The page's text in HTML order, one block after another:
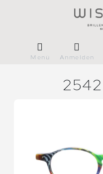
Menü Anmelden
2542